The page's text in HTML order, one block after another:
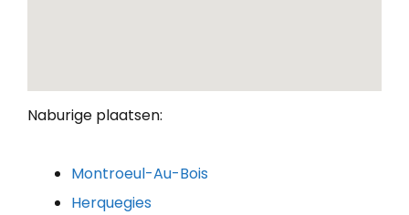
Naburige plaatsen:
Montroeul-Au-Bois
Herquegies